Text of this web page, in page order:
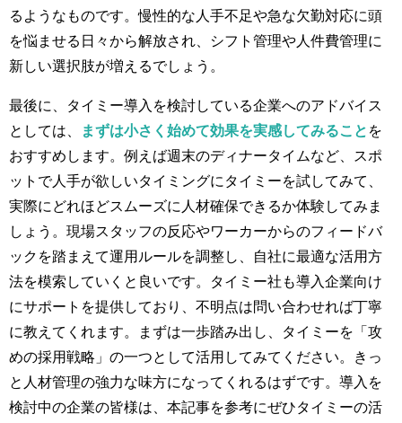
るようなものです。慢性的な人手不足や急な欠勤対応に頭
を悩ませる日々から解放され、シフト管理や人件費管理に
新しい選択肢が増えるでしょう。
最後に、タイミー導入を検討している企業へのアドバイス
としては、
まずは小さく始めて効果を実感してみること を
おすすめします。例えば週末のディナータイムなど、スポ
ットで人手が欲しいタイミングにタイミーを試してみて、
実際にどれほどスムーズに人材確保できるか体験してみま
しょう。現場スタッフの反応やワーカーからのフィードバ
ックを踏まえて運用ルールを調整し、自社に最適な活用方
法を模索していくと良いです。タイミー社も導入企業向け
にサポートを提供しており、不明点は問い合わせれば丁寧
に教えてくれます。まずは一歩踏み出し、タイミーを「攻
めの採用戦略」の一つとして活用してみてください。きっ
と人材管理の強力な味方になってくれるはずです。導入を
検討中の企業の皆様は、本記事を参考にぜひタイミーの活